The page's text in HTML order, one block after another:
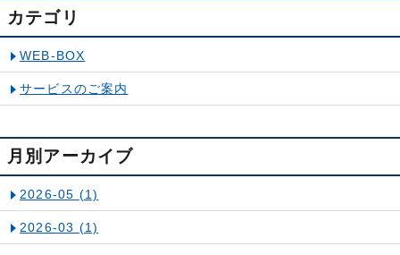
カテゴリ
WEB-BOX
サービスのご案内
月別アーカイブ
2026-05 (1)
2026-03 (1)